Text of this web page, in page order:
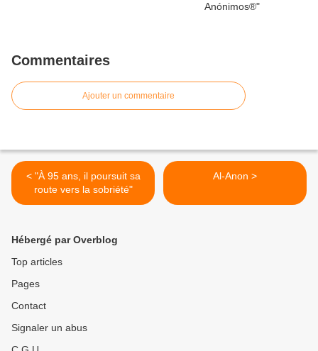
Commentaires
Ajouter un commentaire
< "À 95 ans, il poursuit sa
route vers la sobriété"
Al-Anon >
Hébergé par Overblog
Top articles
Pages
Contact
Signaler un abus